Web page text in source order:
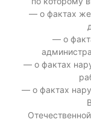
— о фактах
— о
— о фактах
— о фактах